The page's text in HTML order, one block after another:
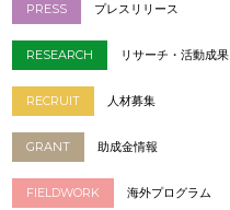
PRESS プレスリリース
RESEARCH リサーチ・活動成果
RECRUIT 人材募集
GRANT 助成金情報
FIELDWORK 海外プログラム